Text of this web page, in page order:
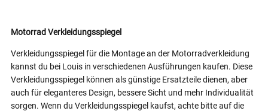
Motorrad Verkleidungsspiegel
Verkleidungsspiegel für die Montage an der Motorradverkleidung
kannst du bei Louis in verschiedenen Ausführungen kaufen. Diese
Verkleidungsspiegel können als günstige Ersatzteile dienen, aber
auch für eleganteres Design, bessere Sicht und mehr Individualität
sorgen. Wenn du Verkleidungsspiegel kaufst, achte bitte auf die